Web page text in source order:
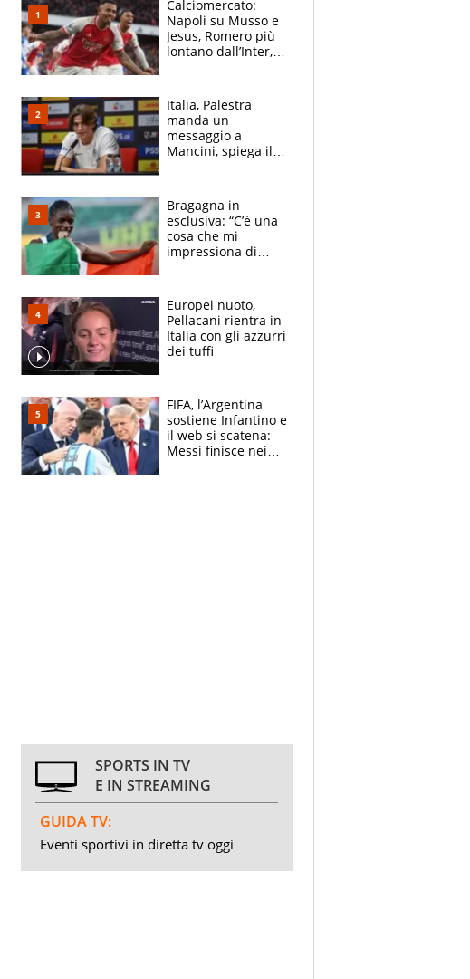
Calciomercato:
Napoli su Musso e
Jesus, Romero più
lontano dall’Inter,
tabellone
Italia, Palestra
manda un
messaggio a
Mancini, spiega il
l'alleanza con
Donnarumma
Bragagna in
esclusiva: “C’è una
cosa che mi
impressiona di
E svela la sorpresa
agli Europei
Europei nuoto,
Pellacani rientra in
Italia con gli azzurri
dei tuffi
FIFA, l’Argentina
sostiene Infantino e
il web si scatena:
Messi finisce nei
SPORTS IN TV
E IN STREAMING
GUIDA TV:
Eventi sportivi in diretta tv oggi